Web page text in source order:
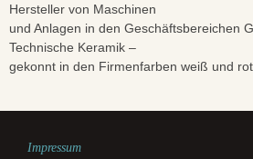
Hersteller von Maschinen
und Anlagen in den Geschäftsbereichen
Technische Keramik –
gekonnt in den Firmenfarben weiß und rot
Impressum